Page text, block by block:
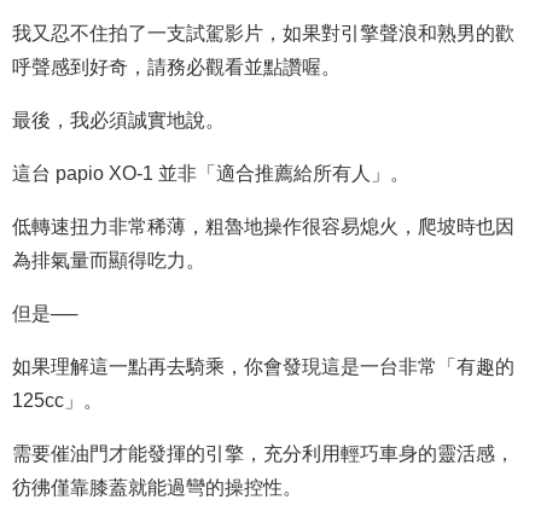
我又忍不住拍了一支試駕影片，如果對引擎聲浪和熟男的歡
呼聲感到好奇，請務必觀看並點讚喔。
最後，我必須誠實地說。
這台 papio XO-1 並非「適合推薦給所有人」。
低轉速扭力非常稀薄，粗魯地操作很容易熄火，爬坡時也因
為排氣量而顯得吃力。
但是──
如果理解這一點再去騎乘，你會發現這是一台非常「有趣的
125cc」。
需要催油門才能發揮的引擎，充分利用輕巧車身的靈活感，
彷彿僅靠膝蓋就能過彎的操控性。